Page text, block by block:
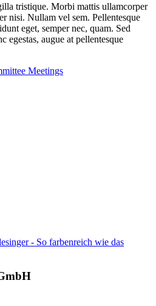
tristique. Morbi mattis ullamcorper
nisi. Nullam vel sem. Pellentesque
eget, semper nec, quam. Sed
egestas, augue at pellentesque
Meetings